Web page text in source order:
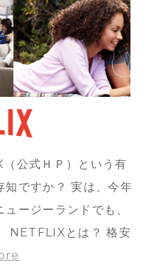
公式ＨＰ）という有
知ですか？ 実は、今年
ージーランドでも、
NETFLIXとは？ 格安